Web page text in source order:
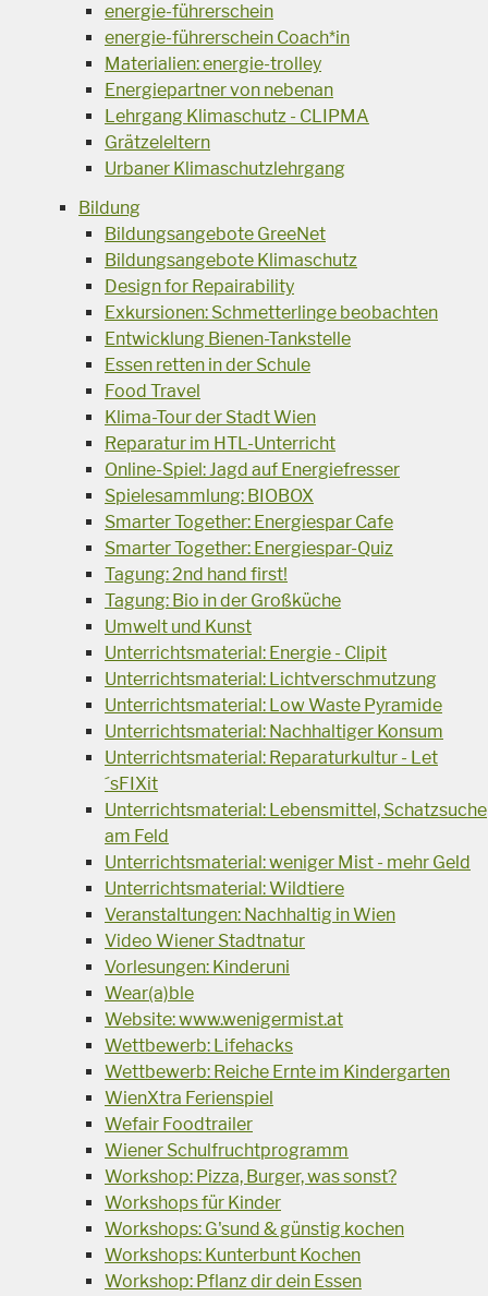
energie-führerschein
energie-führerschein Coach*in
Materialien: energie-trolley
Energiepartner von nebenan
Lehrgang Klimaschutz - CLIPMA
Grätzeleltern
Urbaner Klimaschutzlehrgang
Bildung
Bildungsangebote GreeNet
Bildungsangebote Klimaschutz
Design for Repairability
Exkursionen: Schmetterlinge beobachten
Entwicklung Bienen-Tankstelle
Essen retten in der Schule
Food Travel
Klima-Tour der Stadt Wien
Reparatur im HTL-Unterricht
Online-Spiel: Jagd auf Energiefresser
Spielesammlung: BIOBOX
Smarter Together: Energiespar Cafe
Smarter Together: Energiespar-Quiz
Tagung: 2nd hand first!
Tagung: Bio in der Großküche
Umwelt und Kunst
Unterrichtsmaterial: Energie - Clipit
Unterrichtsmaterial: Lichtverschmutzung
Unterrichtsmaterial: Low Waste Pyramide
Unterrichtsmaterial: Nachhaltiger Konsum
Unterrichtsmaterial: Reparaturkultur - Let
´sFIXit
Unterrichtsmaterial: Lebensmittel, Schatzsuche
am Feld
Unterrichtsmaterial: weniger Mist - mehr Geld
Unterrichtsmaterial: Wildtiere
Veranstaltungen: Nachhaltig in Wien
Video Wiener Stadtnatur
Vorlesungen: Kinderuni
Wear(a)ble
Website: www.wenigermist.at
Wettbewerb: Lifehacks
Wettbewerb: Reiche Ernte im Kindergarten
WienXtra Ferienspiel
Wefair Foodtrailer
Wiener Schulfruchtprogramm
Workshop: Pizza, Burger, was sonst?
Workshops für Kinder
Workshops: G'sund & günstig kochen
Workshops: Kunterbunt Kochen
Workshop: Pflanz dir dein Essen